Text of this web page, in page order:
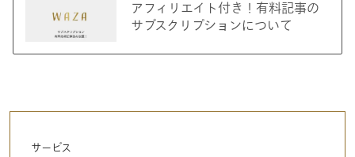
アフィリエイト付き！有料記事の
サブスクリプションについて
サービス